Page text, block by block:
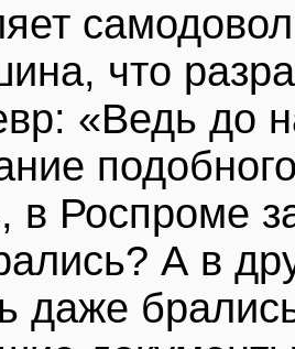
что
«Ведь до
в Роспроме
А в
даже